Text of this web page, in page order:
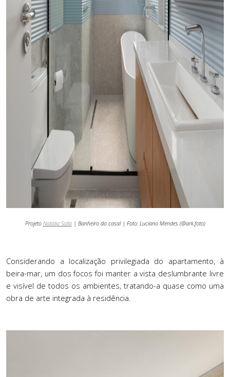
Projeto Natália Salla | Banheiro do casal | Foto: Luciano Mendes (@ark.foto)
Considerando a localização privilegiada do apartamento, à
beira-mar, um dos focos foi manter a vista deslumbrante livre
e visível de todos os ambientes, tratando-a quase como uma
obra de arte integrada à residência.